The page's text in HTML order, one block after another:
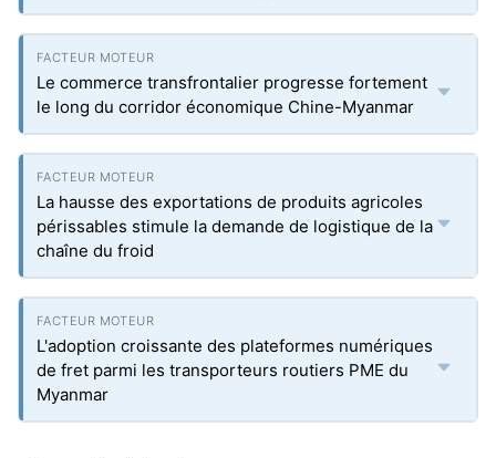
Le commerce transfrontalier progresse fortement
le long du corridor économique Chine-Myanmar
La hausse des exportations de produits agricoles
périssables stimule la demande de logistique de la
chaîne du froid
L'adoption croissante des plateformes numériques
de fret parmi les transporteurs routiers PME du
Myanmar